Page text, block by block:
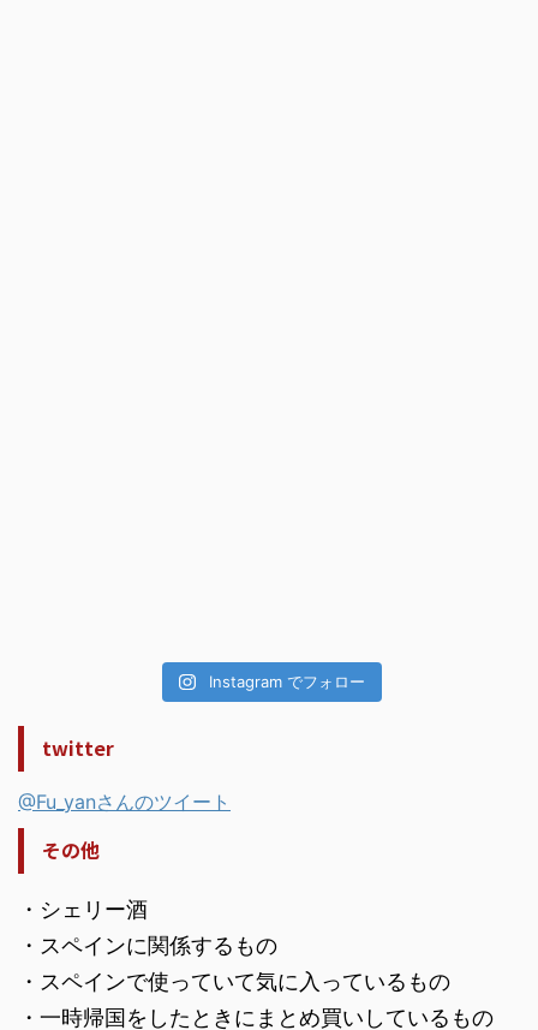
Instagram でフォロー
twitter
@Fu_yanさんのツイート
その他
・シェリー酒
・スペインに関係するもの
・スペインで使っていて気に入っているもの
・一時帰国をしたときにまとめ買いしているもの